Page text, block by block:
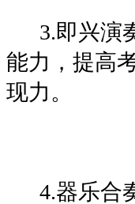
3.即兴演
能力，提高
现力。
4.器乐合